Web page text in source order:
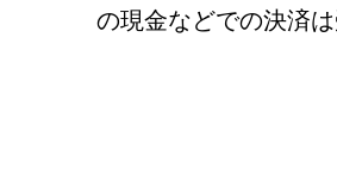
の現金などでの決済